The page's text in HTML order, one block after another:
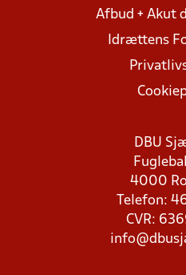
Afbud + Akut
Idrættens
DBU
4000
Telefon:
CVR: